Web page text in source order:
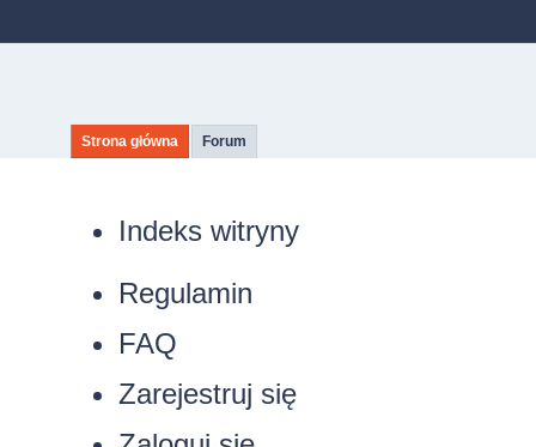
Strona główna Forum
Indeks witryny
Regulamin
FAQ
Zarejestruj się